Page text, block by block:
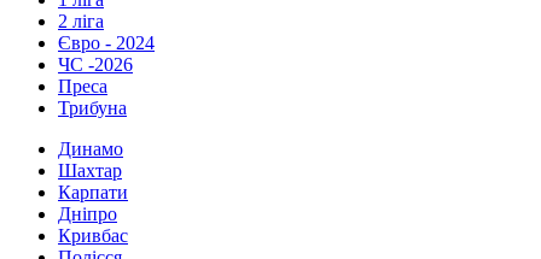
2 ліга
Євро - 2024
ЧС -2026
Преса
Трибуна
Динамо
Шахтар
Карпати
Дніпро
Кривбас